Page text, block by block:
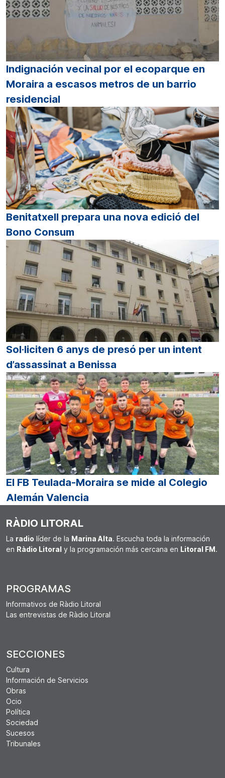
Indignación vecinal por el ecoparque en
Moraira a escasos metros de un barrio
residencial
Benitatxell prepara una nova edició del
Bono Consum
Sol·liciten 6 anys de presó per un intent
d’assassinat a Benissa
El FB Teulada-Moraira se mide al Colegio
Alemán Valencia
RÀDIO LITORAL
La radio líder de la Marina Alta. Escucha toda la información
en Ràdio Litoral y la programación más cercana en Litoral FM.
PROGRAMAS
Informativos de Ràdio Litoral
Las entrevistas de Ràdio Litoral
SECCIONES
Cultura
Información de Servicios
Obras
Ocio
Política
Sociedad
Sucesos
Tribunales